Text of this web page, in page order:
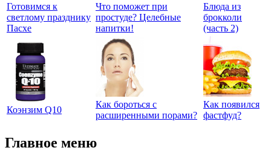
Готовимся к
светлому празднику
Пасхе
Что поможет при
простуде? Целебные
напитки!
Блюда из
брокколи
(часть 2)
Коэнзим Q10
Как бороться с
расширенными порами?
Как появился
фастфуд?
Главное меню